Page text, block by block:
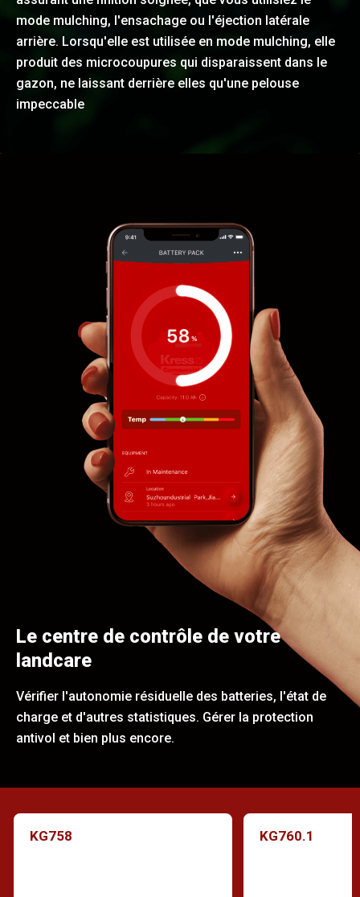
mode mulching, l'ensachage ou l'éjection latérale
arrière. Lorsqu'elle est utilisée en mode mulching, elle
produit des microcoupures qui disparaissent dans le
gazon, ne laissant derrière elles qu'une pelouse
impeccable
Le centre de contrôle de votre
landcare
Vérifier l'autonomie résiduelle des batteries, l'état de
charge et d'autres statistiques. Gérer la protection
antivol et bien plus encore.
KG758 KG760.1